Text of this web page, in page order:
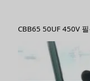
CBB65 50UF 450V